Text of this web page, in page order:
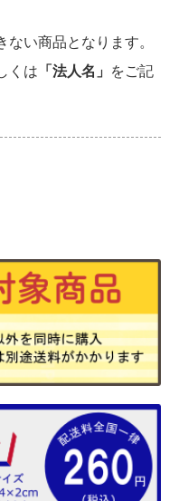
い商品となります。
くは 「法人名」
をご記